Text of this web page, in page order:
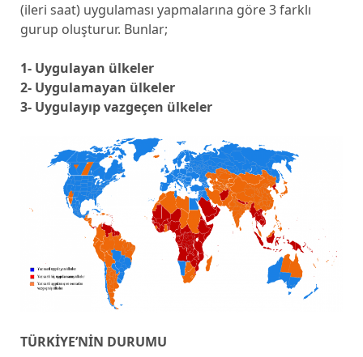
(ileri saat) uygulaması yapmalarına göre 3 farklı
gurup oluşturur. Bunlar;
1- Uygulayan ülkeler
2- Uygulamayan ülkeler
3- Uygulayıp vazgeçen ülkeler
TÜRKİYE’NİN DURUMU